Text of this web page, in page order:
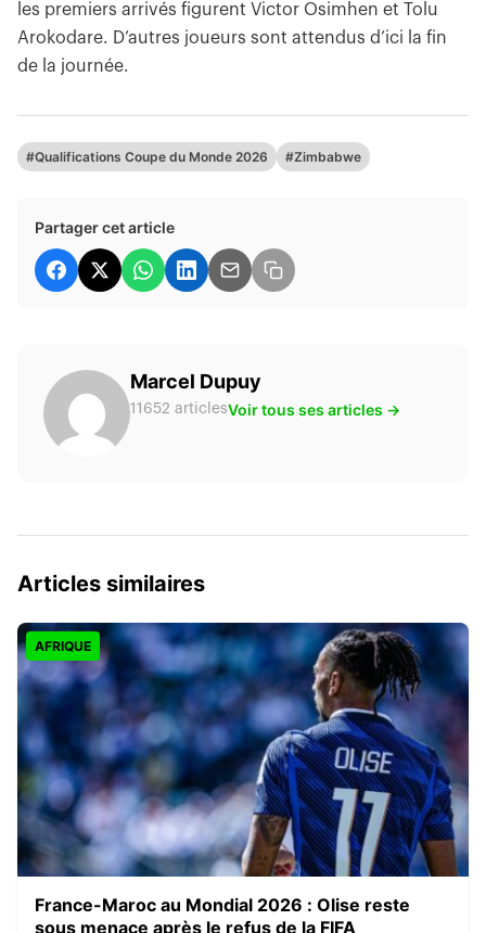
les premiers arrivés figurent Victor Osimhen et Tolu
Arokodare. D’autres joueurs sont attendus d’ici la fin
de la journée.
#Qualifications Coupe du Monde 2026 #Zimbabwe
Partager cet article
Marcel Dupuy
11652 articlesVoir tous ses articles →
Articles similaires
AFRIQUE
France-Maroc au Mondial 2026 : Olise reste
sous menace après le refus de la FIFA